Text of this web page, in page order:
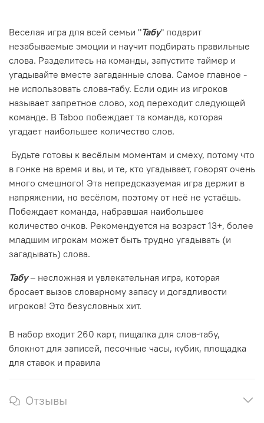
Веселая игра для всей семьи "Табу" подарит
незабываемые эмоции и научит подбирать правильные
слова. Разделитесь на команды, запустите таймер и
угадывайте вместе загаданные слова. Самое главное -
не использовать слова-табу. Если один из игроков
называет запретное слово, ход переходит следующей
команде. В Taboo побеждает та команда, которая
угадает наибольшее количество слов.
Будьте готовы к весёлым моментам и смеху, потому что
в гонке на время и вы, и те, кто угадывает, говорят очень
много смешного! Эта непредсказуемая игра держит в
напряжении, но весёлом, поэтому от неё не устаёшь.
Побеждает команда, набравшая наибольшее
количество очков. Рекомендуется на возраст 13+, более
младшим игрокам может быть трудно угадывать (и
загадывать) слова.
Табу– несложная и увлекательная игра, которая
бросает вызов словарному запасу и догадливости
игроков! Это безусловных хит.
В набор входит 260 карт, пищалка для слов-табу,
блокнот для записей, песочные часы, кубик, площадка
для ставок и правила
Отзывы